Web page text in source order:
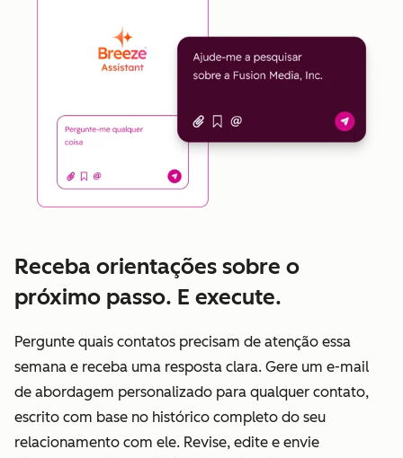
Receba orientações sobre o
próximo passo. E execute.
Pergunte quais contatos precisam de atenção essa
semana e receba uma resposta clara. Gere um e-mail
de abordagem personalizado para qualquer contato,
escrito com base no histórico completo do seu
relacionamento com ele. Revise, edite e envie